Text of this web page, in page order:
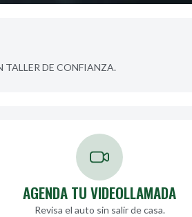
TALLER DE CONFIANZA.
AGENDA TU VIDEOLLAMADA
Revisa el auto sin salir de casa.